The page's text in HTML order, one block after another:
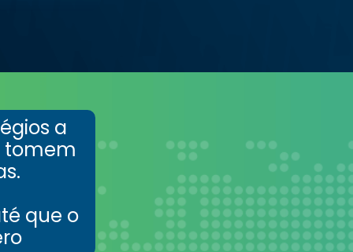
a
tomem
que o